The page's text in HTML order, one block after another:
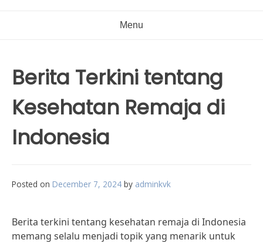
Menu
Berita Terkini tentang
Kesehatan Remaja di
Indonesia
Posted on December 7, 2024 by adminkvk
Berita terkini tentang kesehatan remaja di Indonesia
memang selalu menjadi topik yang menarik untuk